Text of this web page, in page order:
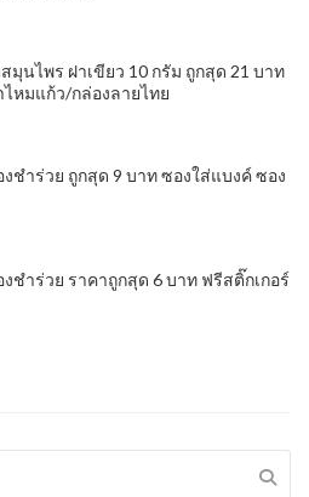
มุนไพร ฝาเขียว 10 กรัม ถูกสุด 21 บาท
ไหมแก้ว/กล่องลายไทย
ชําร่วย ถูกสุด 9 บาท ซองใส่แบงค์ ซอง
ชำร่วย ราคาถูกสุด 6 บาท ฟรีสติ๊กเกอร์